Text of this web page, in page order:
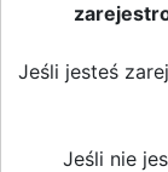
Jeśli jesteś
Jeśli nie